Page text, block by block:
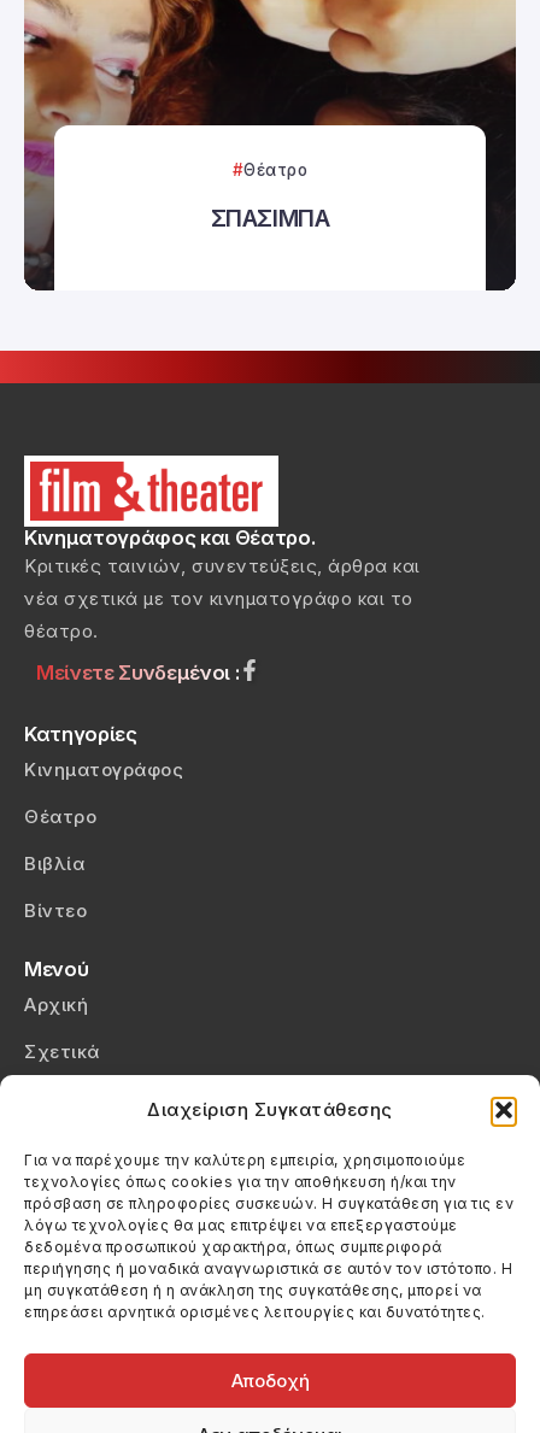
Διαχείριση Συγκατάθεσης
Για να παρέχουμε την καλύτερη εμπειρία, χρησιμοποιούμε
τεχνολογίες όπως cookies για την αποθήκευση ή/και την
πρόσβαση σε πληροφορίες συσκευών. Η συγκατάθεση για τις εν
λόγω τεχνολογίες θα μας επιτρέψει να επεξεργαστούμε
δεδομένα προσωπικού χαρακτήρα, όπως συμπεριφορά
περιήγησης ή μοναδικά αναγνωριστικά σε αυτόν τον ιστότοπο. Η
μη συγκατάθεση ή η ανάκληση της συγκατάθεσης, μπορεί να
επηρεάσει αρνητικά ορισμένες λειτουργίες και δυνατότητες.
Αποδοχή
Θέατρο
ΣΠΑΣΙΜΠΑ
Κινηματογράφος και Θέατρο.
Κριτικές ταινιών, συνεντεύξεις, άρθρα και
νέα σχετικά με τον κινηματογράφο και το
θέατρο.
Μείνετε Συνδεμένοι :
Κατηγορίες
Κινηματογράφος
Θέατρο
Βιβλία
Βίντεο
Μενού
Αρχική
Σχετικά
Πολιτική Cookies (ΕΕ)
Στοιχεία Επικοινωνίας
Καλεσέ μας
(+30) 6974123481
Στείλε μας email
info@filmandtheater.gr